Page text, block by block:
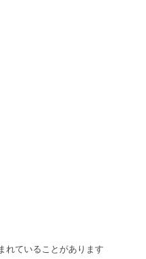
れていることがあります